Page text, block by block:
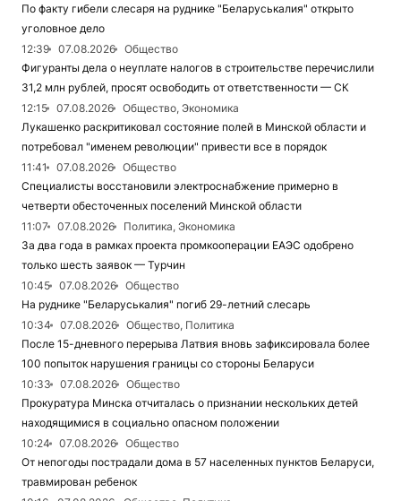
По факту гибели слесаря на руднике "Беларуськалия" открыто
уголовное дело
12:39
07.08.2026
Общество
Фигуранты дела о неуплате налогов в строительстве перечислили
31,2 млн рублей, просят освободить от ответственности — СК
12:15
07.08.2026
Общество, Экономика
Лукашенко раскритиковал состояние полей в Минской области и
потребовал "именем революции" привести все в порядок
11:41
07.08.2026
Общество
Специалисты восстановили электроснабжение примерно в
четверти обесточенных поселений Минской области
11:07
07.08.2026
Политика, Экономика
За два года в рамках проекта промкооперации ЕАЭС одобрено
только шесть заявок — Турчин
10:45
07.08.2026
Общество
На руднике "Беларуськалия" погиб 29-летний слесарь
10:34
07.08.2026
Общество, Политика
После 15-дневного перерыва Латвия вновь зафиксировала более
100 попыток нарушения границы со стороны Беларуси
10:33
07.08.2026
Общество
Прокуратура Минска отчиталась о признании нескольких детей
находящимися в социально опасном положении
10:24
07.08.2026
Общество
От непогоды пострадали дома в 57 населенных пунктов Беларуси,
травмирован ребенок